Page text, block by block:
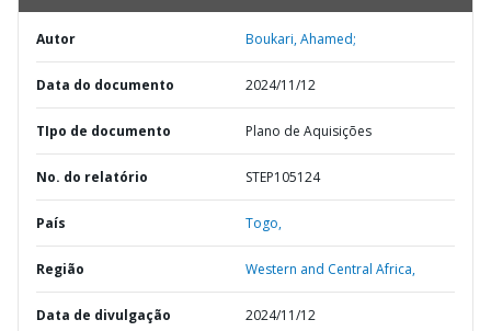
Autor Boukari, Ahamed;
Data do documento 2024/11/12
TIpo de documento Plano de Aquisições
No. do relatório STEP105124
País Togo,
Região Western and Central Africa,
Data de divulgação 2024/11/12